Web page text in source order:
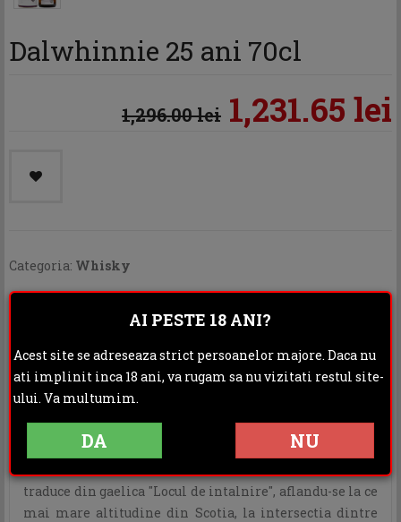
Dalwhinnie 25 ani 70cl
1,296.00 lei 1,231.65 lei
Categoria: Whisky
Distribuie:
DESCRIERE
traduce din gaelica "Locul de intalnire", aflandu-se la ce
mai mare altitudine din Scotia, la intersectia dintre
AI PESTE 18 ANI?
Acest site se adreseaza strict persoanelor majore. Daca nu
ati implinit inca 18 ani, va rugam sa nu vizitati restul site-
ului. Va multumim.
DA NU